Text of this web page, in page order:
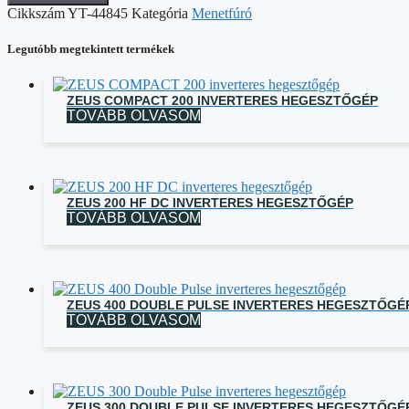
CikkszámYT-44845 Kategória Menetfúró
Legutóbb megtekintett termékek
ZEUS COMPACT 200 INVERTERES HEGESZTŐGÉP
TOVÁBB OLVASOM
ZEUS 200 HF DC INVERTERES HEGESZTŐGÉP
TOVÁBB OLVASOM
ZEUS 400 DOUBLE PULSE INVERTERES
TOVÁBB OLVASOM